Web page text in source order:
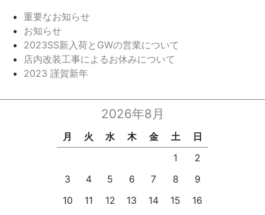
重要なお知らせ
お知らせ
2023SS新入荷とGWの営業について
店内改装工事によるお休みについて
2023 謹賀新年
2026年8月
月 火 水 木 金 土
日
1
2
3
4 5 6 7 8
9
10
11 12 13 14 15
16